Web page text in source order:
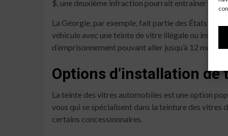
$, une deuxième infraction pourrait entraîner une
La Géorgie, par exemple, fait partie des États qui
véhicule avec une teinte de vitre illégale ou
d’emprisonnement pouvant aller jusqu’à 12 mois.
Options d’installation
La teinte des vitres automobiles est une option
vous qui se spécialisent dans la teinture des vitres
certains concessionnaires.